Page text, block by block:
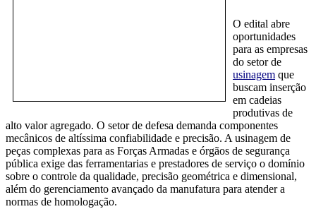
O edital abre
oportunidades
para as empresas
do setor de
usinagem que
buscam inserção
em cadeias
produtivas de
alto valor agregado. O setor de defesa demanda componentes
mecânicos de altíssima confiabilidade e precisão. A usinagem de
peças complexas para as Forças Armadas e órgãos de segurança
pública exige das ferramentarias e prestadores de serviço o domínio
sobre o controle da qualidade, precisão geométrica e dimensional,
além do gerenciamento avançado da manufatura para atender a
normas de homologação.